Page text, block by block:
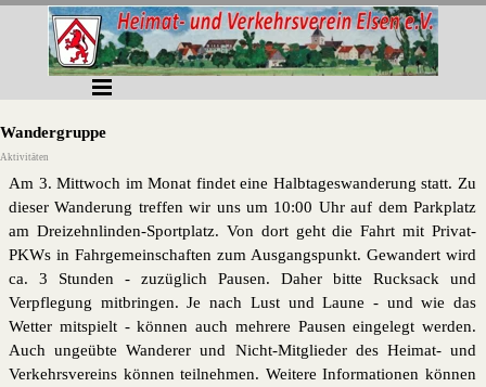
Direkt zum Seiteninhalt
Menü überspringen
Wandergruppe
Aktivitäten
Am 3. Mittwoch im Monat findet eine Halbtageswanderung statt. Zu
dieser Wanderung treffen wir uns um 10:00 Uhr auf dem Parkplatz
am Dreizehnlinden-Sportplatz. Von dort geht die Fahrt mit Privat-
PKWs in Fahrgemeinschaften zum Ausgangspunkt. Gewandert wird
ca. 3 Stunden - zuzüglich Pausen. Daher bitte Rucksack und
Verpflegung mitbringen. Je nach Lust und Laune - und wie das
Wetter mitspielt - können auch mehrere Pausen eingelegt werden.
Auch ungeübte Wanderer und Nicht-Mitglieder des Heimat- und
Verkehrsvereins können teilnehmen. Weitere Informationen können